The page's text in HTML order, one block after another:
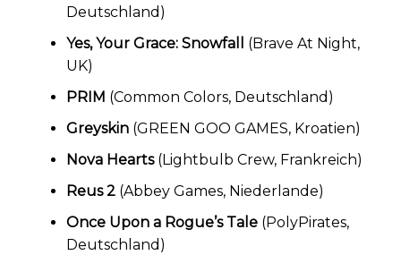
Deutschland)
Yes, Your Grace: Snowfall
(Brave At Night,
UK)
PRIM (Common Colors, Deutschland)
Greyskin(GREEN GOO GAMES, Kroatien)
Nova Hearts(Lightbulb Crew, Frankreich)
Reus 2(Abbey Games, Niederlande)
Once Upon a Rogue’s Tale(PolyPirates,
Deutschland)